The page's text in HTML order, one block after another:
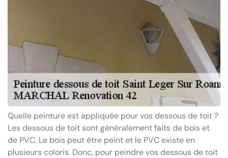
Quelle peinture est appliquée pour vos dessous de toit ?
Les dessous de toit sont généralement faits de bois et
de PVC. Le bois peut être peint et le PVC existe en
plusieurs coloris. Donc, pour peindre vos dessous de toit